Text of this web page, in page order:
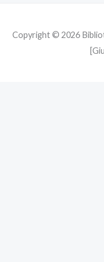
Copyright © 2026